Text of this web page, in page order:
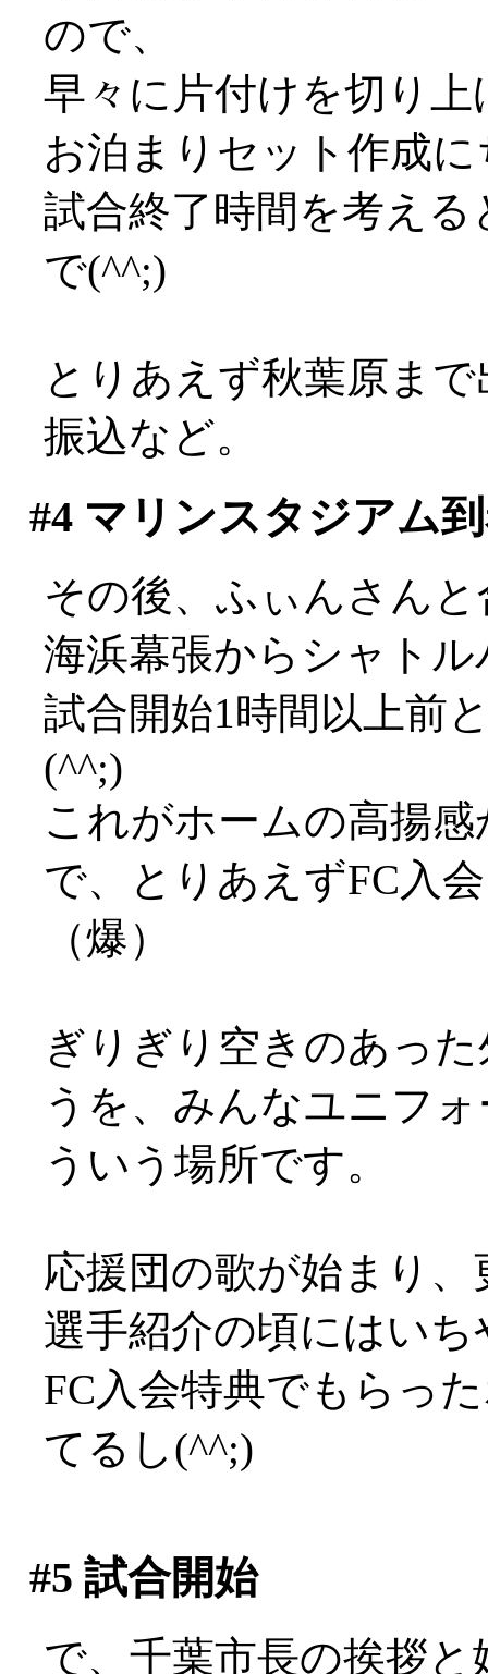
ので、
早々に片付けを切り上
お泊まりセット作成
試合終了時間を考え
で(^^;)
とりあえず秋葉原ま
振込など。
#4マリンスタジアム
その後、ふぃんさん
海浜幕張からシャト
試合開始1時間以上前
(^^;)
これがホームの高揚
で、とりあえずFC入
（爆）
ぎりぎり空きのあっ
うを、みんなユニフ
ういう場所です。
応援団の歌が始まり
選手紹介の頃にはい
FC入会特典でもらっ
てるし(^^;)
#5 試合開始
で、千葉市長の挨拶